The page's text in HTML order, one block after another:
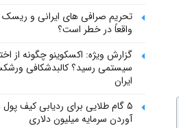
تحریم صرافی های ایرانی و ریسک
واقعاً در خطر است؟
گزارش ویژه: اکسکوینو چگونه از
سیستمی رسید؟ کالبدشکافی
ایران
۵ گام طلایی برای ردیابی کیف
آوردن سرمایه میلیون دلاری